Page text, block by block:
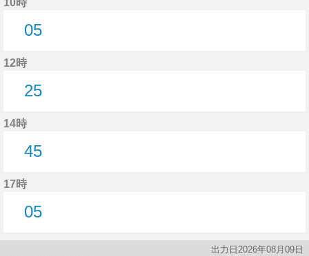
10時
05
12時
25
14時
45
17時
05
出力日2026年08月09日